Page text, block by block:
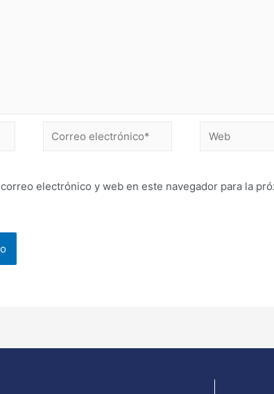
electrónico y web en este navegador para la